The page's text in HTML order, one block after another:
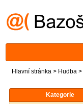
Hlavní stránka > Hudba >
Kategorie